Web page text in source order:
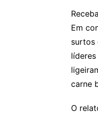
Em
surtos
carne
O